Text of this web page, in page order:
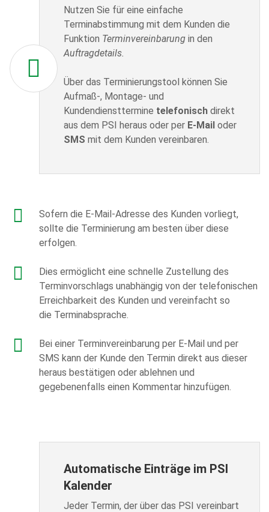
Nutzen Sie für eine einfache
Terminabstimmung mit dem Kunden die
Funktion Terminvereinbarung in den
Auftragdetails.
Über das Terminierungstool können Sie
Aufmaß-, Montage- und
Kundendiensttermine telefonisch direkt
aus dem PSI heraus oder per E-Mail oder
SMS mit dem Kunden vereinbaren.
Sofern die E-Mail-Adresse des Kunden vorliegt,
sollte die Terminierung am besten über diese
erfolgen.
Dies ermöglicht eine schnelle Zustellung des
Terminvorschlags unabhängig von der telefonischen
Erreichbarkeit des Kunden und vereinfacht so
die Terminabsprache.
Bei einer Terminvereinbarung per E-Mail und per
SMS kann der Kunde den Termin direkt aus dieser
heraus bestätigen oder ablehnen und
gegebenenfalls einen Kommentar hinzufügen.
Automatische Einträge im PSI
Kalender
Jeder Termin, der über das PSI vereinbart